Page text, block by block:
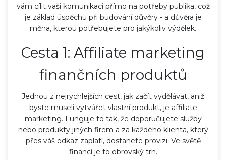
vám cílit vaši komunikaci přímo na potřeby publika, což
je základ úspěchu při budování důvěry - a důvěra je
měna, kterou potřebujete pro jakýkoliv výdělek.
Cesta 1: Affiliate marketing
finančních produktů
Jednou z nejrychlejších cest, jak začít vydělávat, aniž
byste museli vytvářet vlastní produkt, je affiliate
marketing. Funguje to tak, že doporučujete služby
nebo produkty jiných firem a za každého klienta, který
přes váš odkaz zaplatí, dostanete provizi. Ve světě
financí je to obrovský trh.